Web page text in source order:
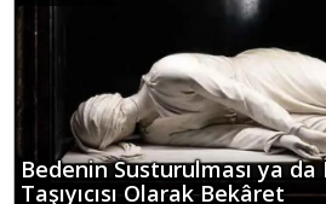
Bedenin Susturulması ya
Taşıyıcısı Olarak Bekâret